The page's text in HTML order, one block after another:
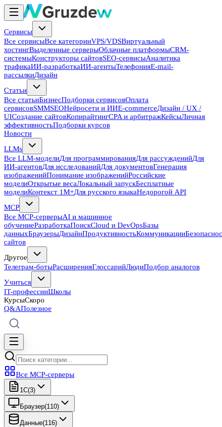
Сервисы
Все сервисыВсе категорииVPS/VDSВиртуальный
хостингВыделенные серверыОблачные платформыCRM-
системыКонструкторы сайтовSEO-сервисыАналитика
трафикаИИ-разработкаИИ-агентыТелефонияE-mail-
рассылкиДизайн
Статьи
Все статьиБизнесПодборки сервисовОплата
сервисовSMMSEOНейросети и ИИE-commerceДизайн / UX /
UIСоздание сайтовКопирайтингCPA и арбитражКейсыЛичная
эффективностьПодборки курсов
Новости
LLMs
Все LLM-моделиДля программированияДля рассужденийДля
ИИ-агентовДля исследованийДля документовГенерация
изображенийПонимание изображенийРоссийские
моделиОткрытые весаЛокальный запускБесплатные
моделиКонтекст 1M+Для русского языкаНедорогой API
MCP
Все MCP-серверыAI и машинное
обучениеРазработкаПоискCloud и DevOpsБазы
данныхБраузерыДизайнПродуктивностьКоммуникации
сайтов
Другое
Телеграм-ботыРасширенияГлоссарийЛюдиПодбор аналогов
Учиться
IT-профессииШколы
КурсыСкоро
Q&AПолезное
Все MCP-серверы
1C(3)
Браузер(110)
Данные(116)